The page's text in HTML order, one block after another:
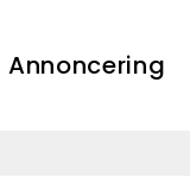
Annoncering